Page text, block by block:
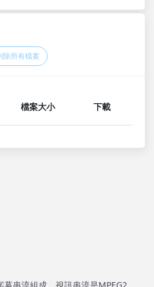
除所有檔案
檔案大小 下載